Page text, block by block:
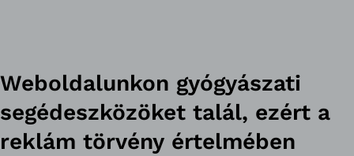
Weboldalunkon gyógyászati
segédeszközöket talál, ezért a
reklám törvény értelmében